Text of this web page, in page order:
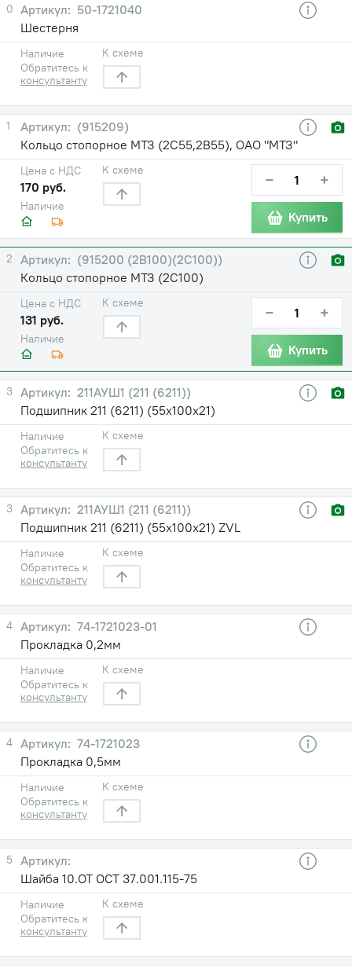
0
50-1721040
Шестерня
Наличие
Обратитесь к
консультанту
К схеме
1
(915209)
Кольцо стопорное МТЗ (2С55,2В55), ОАО "МТЗ"
Наличие
Цена с НДС
170 руб.
К схеме − +
Купить
2
(915200 (2В100)(2С100))
Кольцо стопорное МТЗ (2С100)
Наличие
Цена с НДС
131 руб.
К схеме − +
Купить
3
211АУШ1 (211 (6211))
Подшипник 211 (6211) (55х100х21)
Наличие
Обратитесь к
консультанту
К схеме
3
211АУШ1 (211 (6211))
Подшипник 211 (6211) (55х100х21) ZVL
Наличие
Обратитесь к
консультанту
К схеме
4
74-1721023-01
Прокладка 0,2мм
Наличие
Обратитесь к
консультанту
К схеме
4
74-1721023
Прокладка 0,5мм
Наличие
Обратитесь к
консультанту
К схеме
5
Шайба 10.ОТ ОСТ 37.001.115-75
Наличие
Обратитесь к
консультанту
К схеме